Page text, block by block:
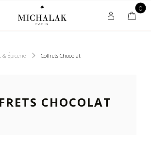
0
& Épicerie Coffrets Chocolat
CHOCOLAT